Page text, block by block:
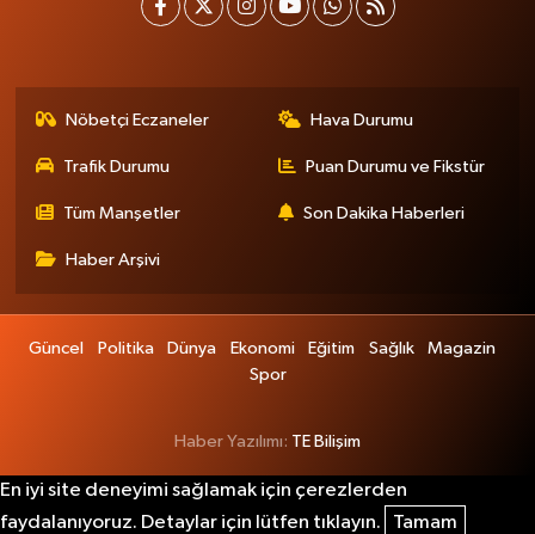
Nöbetçi Eczaneler Hava Durumu
Trafik Durumu Puan Durumu ve Fikstür
Tüm Manşetler Son Dakika Haberleri
Haber Arşivi
Güncel Politika Dünya Ekonomi Eğitim Sağlık
Magazin
Spor
Haber Yazılımı: TE Bilişim
En iyi site deneyimi sağlamak için çerezlerden
faydalanıyoruz. Detaylar için lütfen tıklayın.
Tamam